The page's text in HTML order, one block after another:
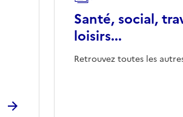
Santé, social,
loisirs...
Retrouvez toutes les